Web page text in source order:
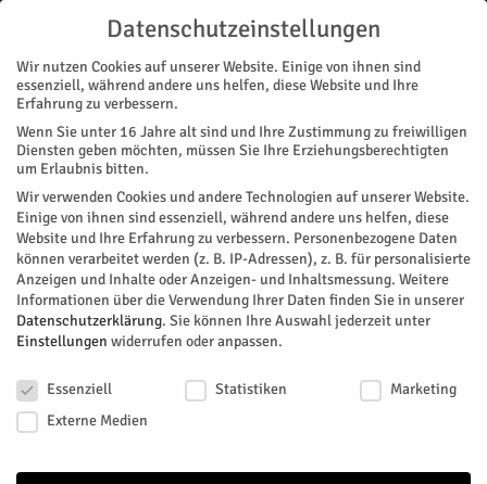
Start Stadtteile Jülich Neue Prorektorin an der FH
STADTTEILE JÜLICH
Neue Prorektorin an der FH
Andrea Upmann wird Prorektorin für Studium, Lehre und
Internationales
Von Fachhochschule Aachen - Juli 5, 2025 0
Facebook Twitter
Datenschutzeinstellungen
Wir nutzen Cookies auf unserer Website. Einige von ihnen sind
essenziell, während andere uns helfen, diese Website und Ihre
Erfahrung zu verbessern.
Wenn Sie unter 16 Jahre alt sind und Ihre Zustimmung zu freiwilligen
Diensten geben möchten, müssen Sie Ihre Erziehungsberechtigten
um Erlaubnis bitten.
Wir verwenden Cookies und andere Technologien auf unserer Website.
Einige von ihnen sind essenziell, während andere uns helfen, diese
Website und Ihre Erfahrung zu verbessern. Personenbezogene Daten
können verarbeitet werden (z. B. IP-Adressen), z. B. für personalisierte
Anzeigen und Inhalte oder Anzeigen- und Inhaltsmessung. Weitere
Informationen über die Verwendung Ihrer Daten finden Sie in unserer
Datenschutzerklärung. Sie können Ihre Auswahl jederzeit unter
Einstellungen widerrufen oder anpassen.
Essenziell
Statistiken
Marketing
Externe Medien